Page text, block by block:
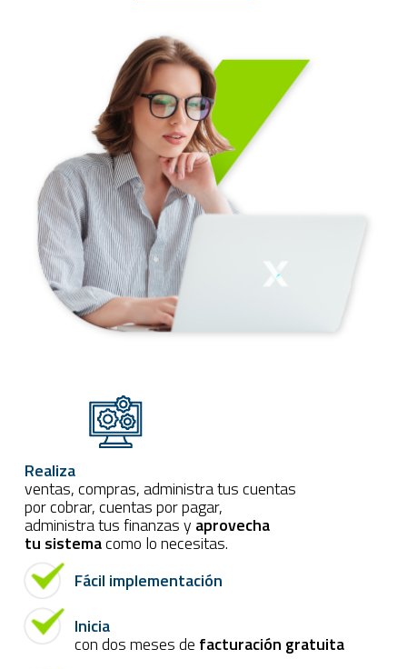
Realiza
ventas, compras, administra tus cuentas
por cobrar, cuentas por pagar,
administra tus finanzas y aprovecha
tu sistemacomo lo necesitas.
Fácil implementación
Inicia
con dos meses de facturación gratuita